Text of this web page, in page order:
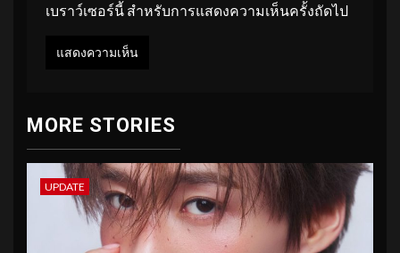
เบราว์เซอร์นี้ สำหรับการแสดงความเห็นครั้งถัดไป
MORE STORIES
UPDATE